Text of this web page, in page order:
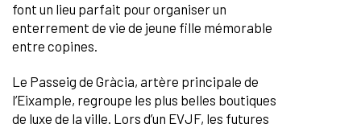
font un lieu parfait pour organiser un
enterrement de vie de jeune fille mémorable
entre copines.
Le Passeig de Gràcia, artère principale de
l’Eixample, regroupe les plus belles boutiques
de luxe de la ville. Lors d’un EVJF, les futures